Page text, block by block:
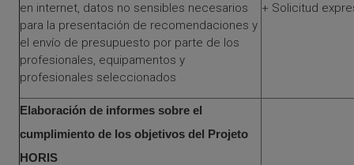
en internet, datos no sensibles necesarios
para la presentación de recomendaciones y
el envío de presupuesto por parte de los
profesionales, equipamentos y
profesionales seleccionados
+ Solicitud
Elaboración de informes sobre el
cumplimiento de los objetivos del Projeto
HORIS